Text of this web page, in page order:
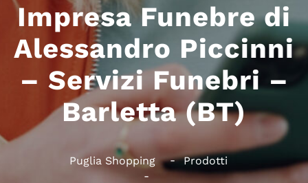
Impresa Funebre di
Alessandro Piccinni
– Servizi Funebri –
Barletta (BT)
Puglia Shopping Prodotti